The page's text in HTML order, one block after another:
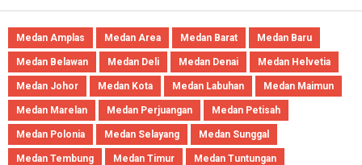
Medan Amplas Medan Area Medan Barat Medan Baru
Medan Belawan Medan Deli Medan Denai Medan Helvetia
Medan Johor Medan Kota Medan Labuhan Medan Maimun
Medan Marelan Medan Perjuangan Medan Petisah
Medan Polonia Medan Selayang Medan Sunggal
Medan Tembung Medan Timur Medan Tuntungan